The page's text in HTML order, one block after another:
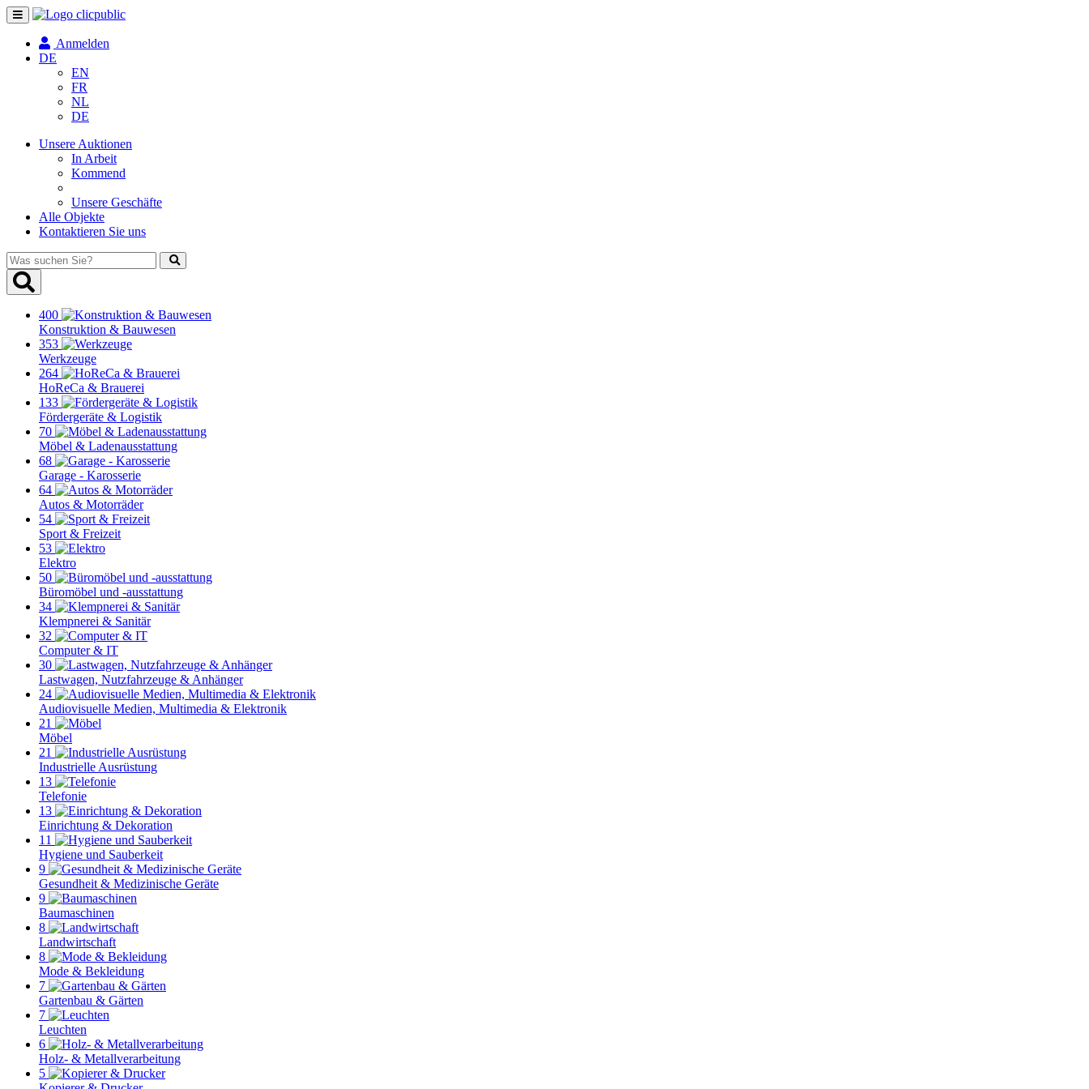
Navigation
umschalten
Anmelden
DE
EN
FR
NL
DE
Unsere Auktionen
In Arbeit
Kommend
Unsere Geschäfte
Alle Objekte
Kontaktieren Sie uns
Was
suchen
Sie?
400
Konstruktion & Bauwesen
353
Werkzeuge
264
HoReCa & Brauerei
133
Fördergeräte & Logistik
70
Möbel & Ladenausstattung
68
Garage - Karosserie
64
Autos & Motorräder
54
Sport & Freizeit
53
Elektro
50
Büromöbel und -ausstattung
34
Klempnerei & Sanitär
32
Computer & IT
30
Lastwagen, Nutzfahrzeuge & Anhänger
24
Audiovisuelle Medien, Multimedia & Elektronik
21
Möbel
21
Industrielle Ausrüstung
13
Telefonie
13
Einrichtung & Dekoration
11
Hygiene und Sauberkeit
9
Gesundheit & Medizinische Geräte
9
Baumaschinen
8
Landwirtschaft
8
Mode & Bekleidung
7
Gartenbau & Gärten
7
Leuchten
6
Holz- & Metallverarbeitung
5